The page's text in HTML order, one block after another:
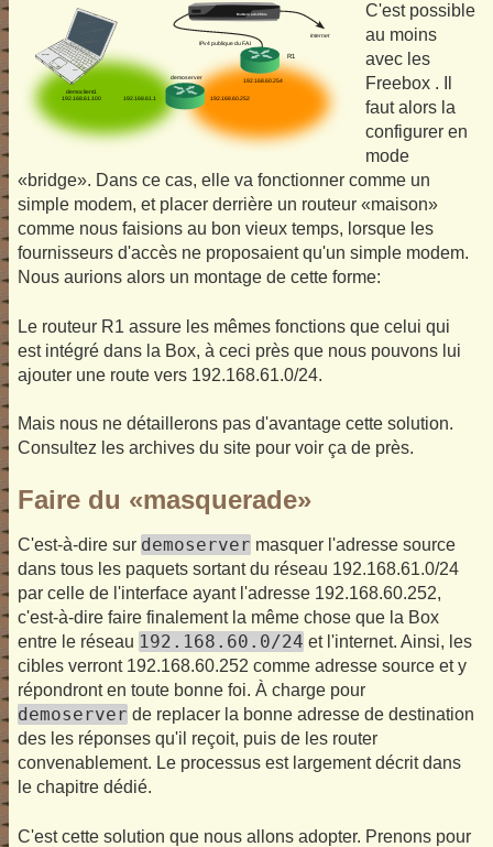
C'est possible
au moins
avec les
Freebox . Il
faut alors la
configurer en
mode
«bridge». Dans ce cas, elle va fonctionner comme un
simple modem, et placer derrière un routeur «maison»
comme nous faisions au bon vieux temps, lorsque les
fournisseurs d'accès ne proposaient qu'un simple modem.
Nous aurions alors un montage de cette forme:
Le routeur R1 assure les mêmes fonctions que celui qui
est intégré dans la Box, à ceci près que nous pouvons lui
ajouter une route vers 192.168.61.0/24.
Mais nous ne détaillerons pas d'avantage cette solution.
Consultez les archives du site pour voir ça de près.
Faire du «masquerade»
C'est-à-dire sur demoserver masquer l'adresse source
dans tous les paquets sortant du réseau 192.168.61.0/24
par celle de l'interface ayant l'adresse 192.168.60.252,
c'est-à-dire faire finalement la même chose que la Box
entre le réseau 192.168.60.0/24 et l'internet. Ainsi, les
cibles verront 192.168.60.252 comme adresse source et y
répondront en toute bonne foi. À charge pour
demoserver de replacer la bonne adresse de destination
des les réponses qu'il reçoit, puis de les router
convenablement. Le processus est largement décrit dans
le chapitre dédié.
C'est cette solution que nous allons adopter. Prenons pour